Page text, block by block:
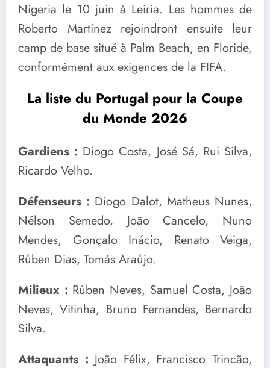
Nigeria le 10 juin à Leiria. Les hommes de
Roberto Martínez rejoindront ensuite leur
camp de base situé à Palm Beach, en Floride,
conformément aux exigences de la FIFA.
La liste du Portugal pour la Coupe
du Monde 2026
Gardiens : Diogo Costa, José Sá, Rui Silva,
Ricardo Velho.
Défenseurs : Diogo Dalot, Matheus Nunes,
Nélson Semedo, João Cancelo, Nuno
Mendes, Gonçalo Inácio, Renato Veiga,
Rúben Dias, Tomás Araújo.
Milieux : Rúben Neves, Samuel Costa, João
Neves, Vitinha, Bruno Fernandes, Bernardo
Silva.
Attaquants : João Félix, Francisco Trincão,